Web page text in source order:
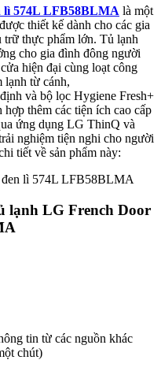
lì 574L LFB58BLMA là một
thiết kế dành cho các gia
thực phẩm lớn. Tủ lạnh
cho gia đình đông người
hiện đại cùng loạt công
lạnh từ cánh,
và bộ lọc Hygiene Fresh+
thêm các tiện ích cao cấp
ứng dụng LG ThinQ và
nghiệm tiện nghi cho người
tiết về sản phẩm này:
lạnh LG French Door
tin từ các nguồn khác
chút)